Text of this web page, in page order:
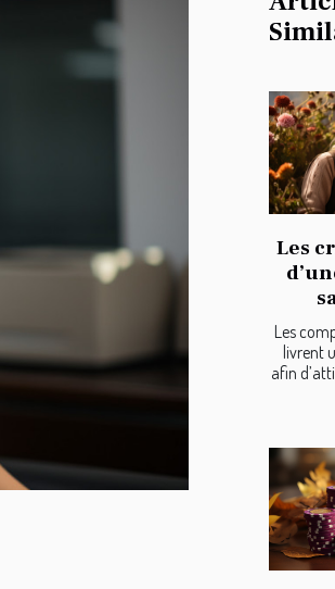
Les
Les
livrent
afin